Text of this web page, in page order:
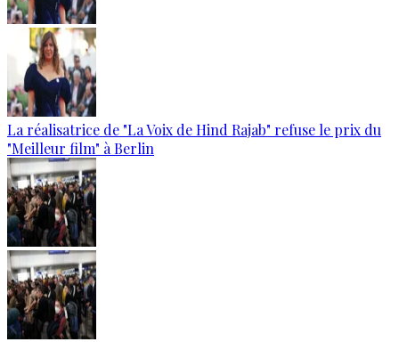
La réalisatrice de "La Voix de Hind Rajab" refuse le prix du
"Meilleur film" à Berlin